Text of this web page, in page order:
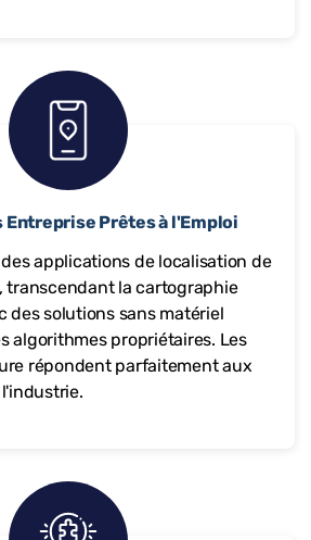
Prêtes à l'Emploi
applications de localisation de
transcendant la cartographie
des solutions sans matériel
algorithmes propriétaires. Les
répondent parfaitement aux